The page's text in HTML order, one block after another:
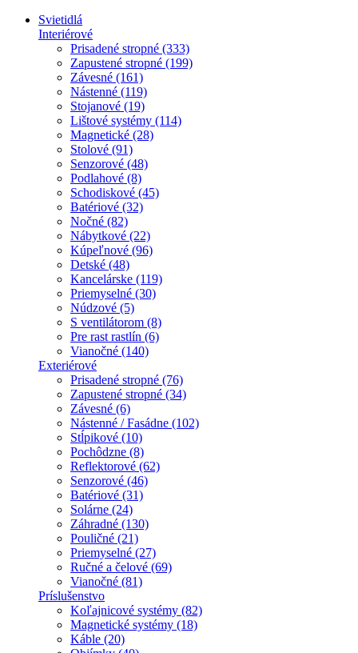
Svietidlá
Interiérové
Prisadené stropné (333)
Zapustené stropné (199)
Závesné (161)
Nástenné (119)
Stojanové (19)
Lištové systémy (114)
Magnetické (28)
Stolové (91)
Senzorové (48)
Podlahové (8)
Schodiskové (45)
Batériové (32)
Nočné (82)
Nábytkové (22)
Kúpeľnové (96)
Detské (48)
Kancelárske (119)
Priemyselné (30)
Núdzové (5)
S ventilátorom (8)
Pre rast rastlín (6)
Vianočné (140)
Exteriérové
Prisadené stropné (76)
Zapustené stropné (34)
Závesné (6)
Nástenné / Fasádne (102)
Stĺpikové (10)
Pochôdzne (8)
Reflektorové (62)
Senzorové (46)
Batériové (31)
Solárne (24)
Záhradné (130)
Pouličné (21)
Priemyselné (27)
Ručné a čelové (69)
Vianočné (81)
Príslušenstvo
Koľajnicové systémy (82)
Magnetické systémy (18)
Káble (20)